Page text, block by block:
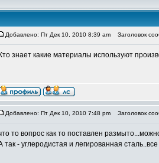
Добавлено: Пт Дек 10, 2010 8:39 am Заголовок
Кто знает какие материалы используют
Добавлено: Пт Дек 10, 2010 7:48 pm Заголовок
то вопрос как то поставлен
так - углеродистая и легированная